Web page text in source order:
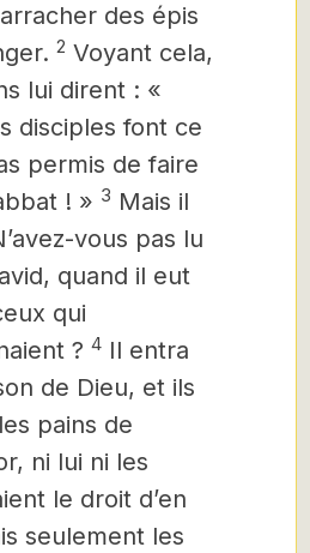
des épis
2 Voyant cela,
lui dirent : «
disciples font ce
permis de faire
! » 3 Mais il
vous pas lu
quand il eut
qui
? 4 Il entra
de Dieu, et ils
pains de
ni lui ni les
le droit d’en
seulement les